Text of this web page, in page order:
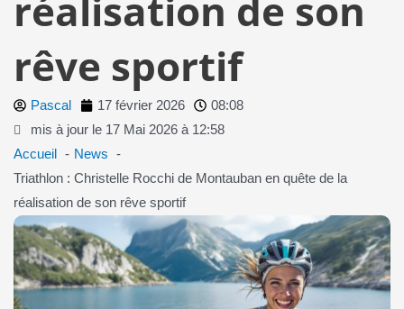
rêve sportif
Pascal 17 février 2026
08:08
mis à jour le 17 Mai 2026 à 12:58
Accueil
News
Triathlon : Christelle Rocchi de Montauban en quête de la
réalisation de son rêve sportif